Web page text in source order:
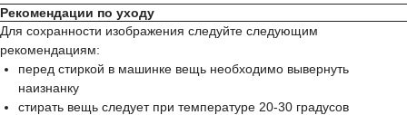
Рекомендации по уходу
Для сохранности изображения следуйте следующим
рекомендациям:
перед стиркой в машинке вещь необходимо вывернуть
наизнанку
стирать вещь следует при температуре 20-30 градусов